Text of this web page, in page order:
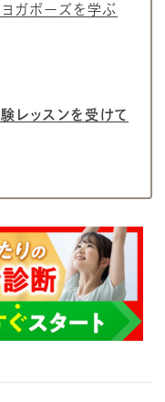
ヨガポーズを学ぶ
レッスンを受けて